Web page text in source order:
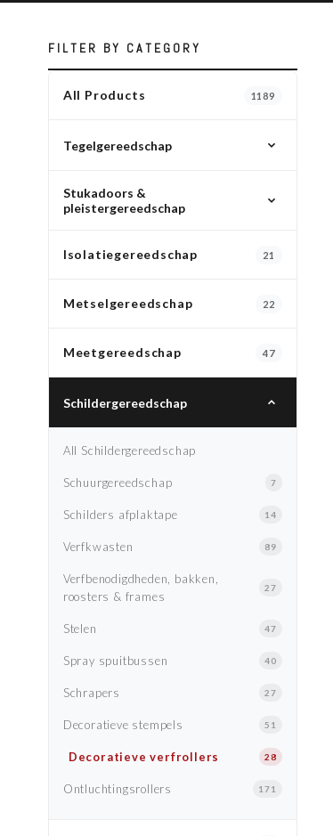
FILTER BY CATEGORY
All Products 1189
Tegelgereedschap
All Tegelgereedschap
Stukadoors &
pleistergereedschap
All Stukadoors & pleistergereedschap
Troffels 95
Messen 9
Wandrijen
Schuurborden
Spanen
Spatels
Isolatiegereedschap 21
Metselgereedschap 22
Meetgereedschap 47
Schildergereedschap
All Schildergereedschap
Schuurgereedschap 7
Schilders afplaktape 14
Verfkwasten 89
Verfbenodigdheden, bakken,
roosters & frames
27
Stelen 47
Spray spuitbussen 40
Schrapers 27
Decoratieve stempels 51
Decoratieve verfrollers 28
Ontluchtingsrollers 171